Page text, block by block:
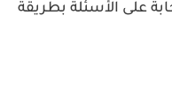
على الأسئلة بطريقة